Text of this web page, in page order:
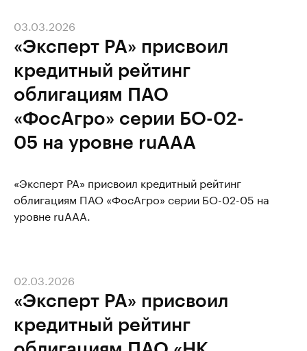
«Эксперт РА» присвоил
кредитный рейтинг
облигациям ПАО
«ФосАгро» серии БО-02-
05 на уровне ruAAA
03.03.2026
«Эксперт РА» присвоил кредитный рейтинг
облигациям ПАО «ФосАгро» серии БО-02-05 на
уровне ruAAA.
«Эксперт РА» присвоил
кредитный рейтинг
02.03.2026